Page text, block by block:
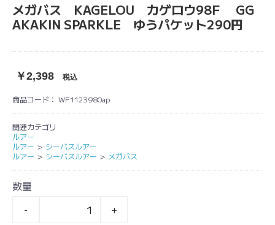
メガバス KAGELOU カゲロウ98F GG
AKAKIN SPARKLE ゆうパケット290円
￥2,398 税込
商品コード： WF1123980ap
関連カテゴリ
ルアー
ルアー ＞ シーバスルアー
ルアー ＞ シーバスルアー ＞ メガバス
数量
- +